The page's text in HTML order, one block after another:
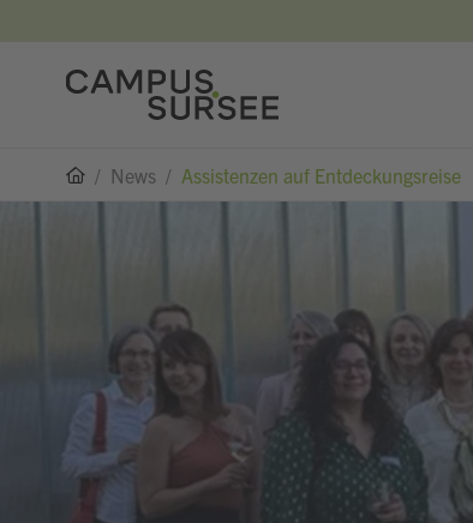
/ News / Assistenzen auf Entdeckungsreise